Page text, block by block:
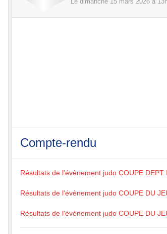
Compte-rendu
Résultats de l'évènement judo COUPE
Résultats de l'évènement judo COUPE DU
Résultats de l'évènement judo COUPE DU